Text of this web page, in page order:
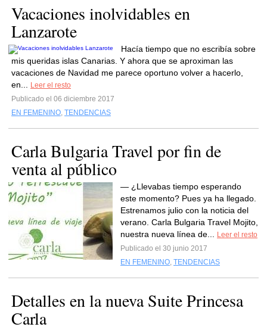
Vacaciones inolvidables en
Lanzarote
Hacía tiempo que no escribía sobre
mis queridas islas Canarias. Y ahora que se aproximan las
vacaciones de Navidad me parece oportuno volver a hacerlo,
en...
Leer el resto
Publicado el 06 diciembre 2017
EN FEMENINO, TENDENCIAS
Carla Bulgaria Travel por fin de
venta al público
— ¿Llevabas tiempo esperando
este momento? Pues ya ha llegado.
Estrenamos julio con la noticia del
verano. Carla Bulgaria Travel Mojito,
nuestra nueva línea de...
Leer el resto
Publicado el 30 junio 2017
EN FEMENINO, TENDENCIAS
Detalles en la nueva Suite Princesa
Carla